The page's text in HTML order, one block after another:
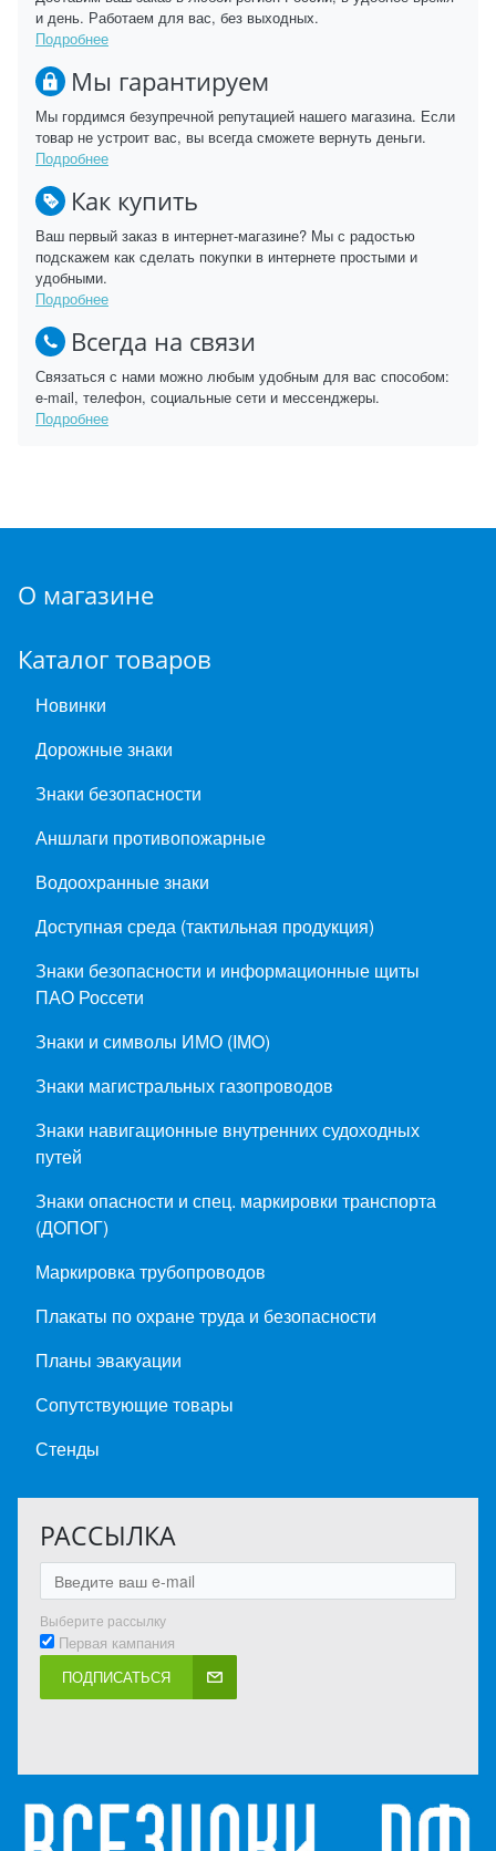
и день. Работаем для вас, без выходных.
Подробнее
Мы гарантируем
Мы гордимся безупречной репутацией нашего магазина. Если
товар не устроит вас, вы всегда сможете вернуть деньги.
Подробнее
Как купить
Ваш первый заказ в интернет-магазине? Мы с радостью
подскажем как сделать покупки в интернете простыми и
удобными.
Подробнее
Всегда на связи
Связаться с нами можно любым удобным для вас способом:
e-mail, телефон, социальные сети и мессенджеры.
Подробнее
О магазине
Каталог товаров
Новинки
Дорожные знаки
Знаки безопасности
Аншлаги противопожарные
Водоохранные знаки
Доступная среда (тактильная продукция)
Знаки безопасности и информационные щиты
ПАО Россети
Знаки и символы ИМО (IMO)
Знаки магистральных газопроводов
Знаки навигационные внутренних судоходных
путей
Знаки опасности и спец. маркировки транспорта
(ДОПОГ)
Маркировка трубопроводов
Плакаты по охране труда и безопасности
Планы эвакуации
Сопутствующие товары
Стенды
РАССЫЛКА
Выберите рассылку
Первая кампания
ПОДПИСАТЬСЯ